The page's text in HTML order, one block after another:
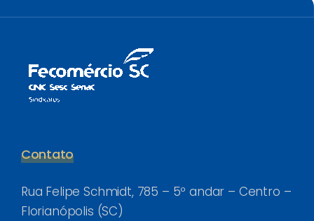
Contato
Rua Felipe Schmidt, 785 – 5º andar – Centro –
Florianópolis (SC)